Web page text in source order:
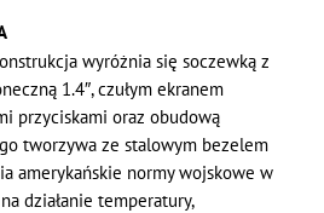
wyróżnia się soczewką z
1.4″, czułym ekranem
przyciskami oraz obudową
tworzywa ze stalowym bezelem
amerykańskie normy wojskowe w
działanie temperatury,